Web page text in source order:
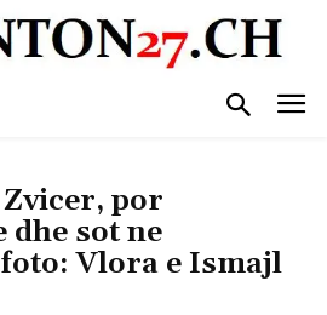
por
dhe sot ne
Vlora e Ismajl